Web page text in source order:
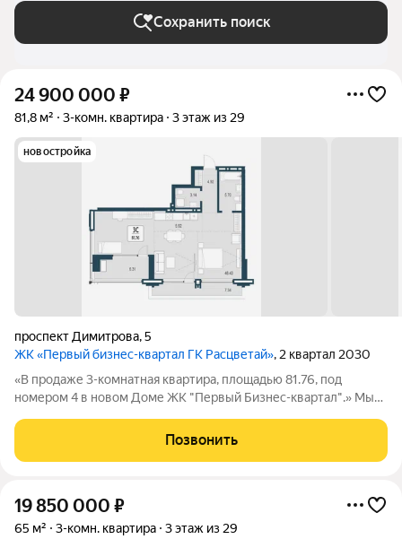
Сохранить поиск
24 900 000 ₽
81,8 м² 3-комн. квартира 3 этаж из 29
новостройка
проспект Димитрова,5
ЖК «Первый бизнес-квартал ГК Расцветай», 2 квартал 2030
«В продаже 3-комнатная квартира, площадью 81.76, под
номером 4 в новом Доме ЖК "Первый Бизнес-квартал".» Мы
где раньше находился торговый центр ЦУМ. На его месте мы
строим квартал, где жилье,
Позвонить
19 850 000 ₽
65 м² 3-комн. квартира 3 этаж из 29